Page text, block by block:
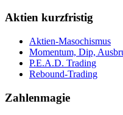
Aktien kurzfristig
Aktien-Masochismus
Momentum, Dip,
P.E.A.D. Trading
Rebound-Trading
Zahlenmagie